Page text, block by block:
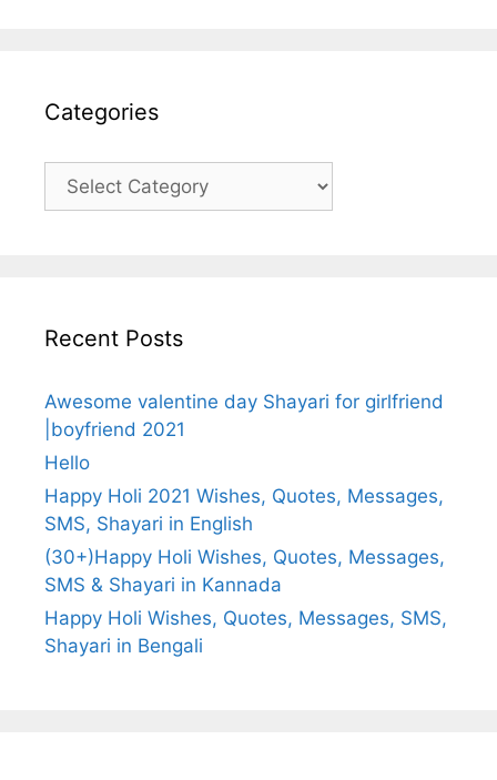
Categories
Categories
Recent Posts
Awesome valentine day Shayari for girlfriend
|boyfriend 2021
Hello
Happy Holi 2021 Wishes, Quotes, Messages,
SMS, Shayari in English
(30+)Happy Holi Wishes, Quotes, Messages,
SMS & Shayari in Kannada
Happy Holi Wishes, Quotes, Messages, SMS,
Shayari in Bengali